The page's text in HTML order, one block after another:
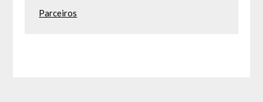
Parceiros